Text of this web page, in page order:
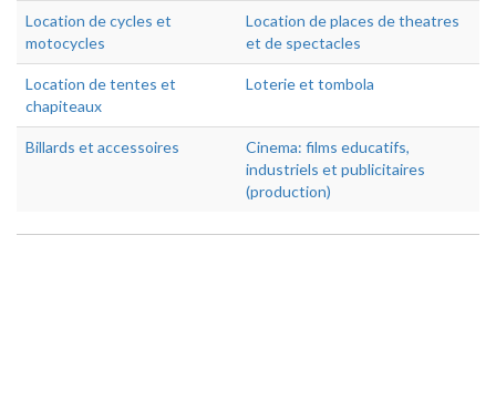
Location de cycles et
motocycles
Location de places de theatres
et de spectacles
Location de tentes et
chapiteaux
Loterie et tombola
Billards et accessoires
Cinema: films educatifs,
industriels et publicitaires
(production)